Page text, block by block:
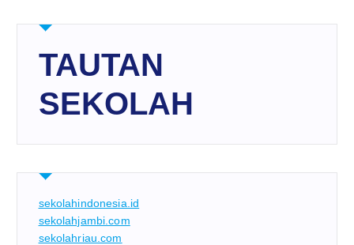
TAUTAN
SEKOLAH
sekolahindonesia.id
sekolahjambi.com
sekolahriau.com